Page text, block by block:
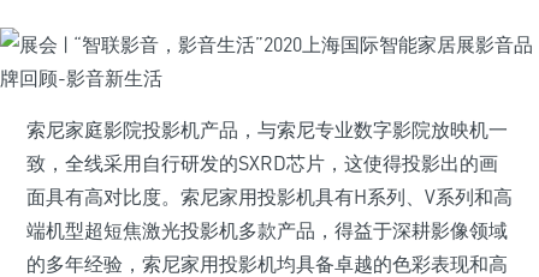
索尼家庭影院投影机产品，与索尼专业数字影院放映机一
致，全线采用自行研发的SXRD芯片，这使得投影出的画
面具有高对比度。索尼家用投影机具有H系列、V系列和高
端机型超短焦激光投影机多款产品，得益于深耕影像领域
的多年经验，索尼家用投影机均具备卓越的色彩表现和高